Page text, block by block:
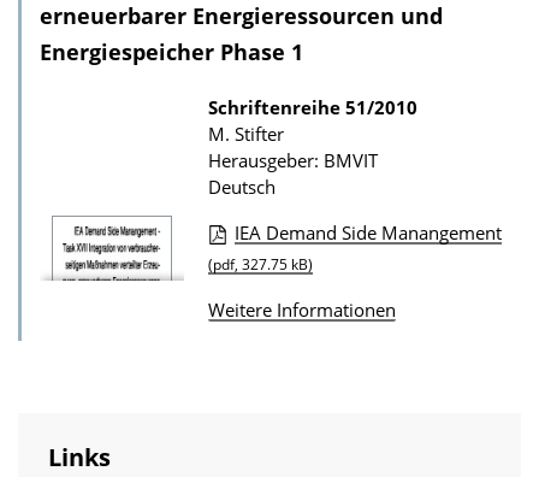
s
z
u
r
P
u
b
l
i
erneuerbarer Energieressourcen und
Energiespeicher Phase 1
Schriftenreihe 51/2010
M. Stifter
Herausgeber: BMVIT
Deutsch
D
w
IEA Demand Side Manangement
(pdf, 327.75 kB)
Weitere Informationen
Links